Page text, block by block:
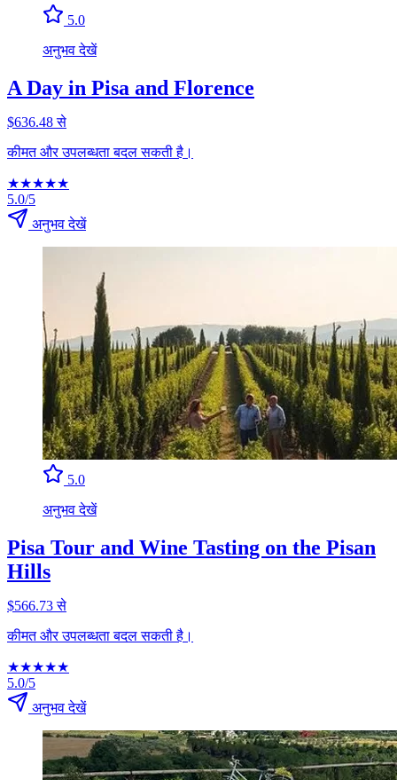
5.0
अनुभव देखें
A Day in Pisa and Florence
$636.48 से
कीमत और उपलब्धता बदल सकती है।
★★★★★
5.0/5
अनुभव देखें
5.0
अनुभव देखें
Pisa Tour and Wine Tasting on the Pisan
Hills
$566.73 से
कीमत और उपलब्धता बदल सकती है।
★★★★★
5.0/5
अनुभव देखें